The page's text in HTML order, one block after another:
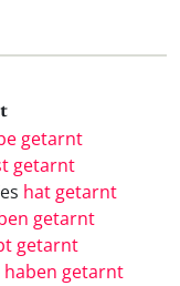
getarnt
getarnt
hat getarnt
getarnt
getarnt
haben getarnt